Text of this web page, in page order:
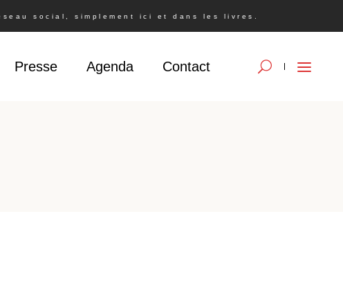
social, simplement ici et dans les livres.
Presse Agenda Contact